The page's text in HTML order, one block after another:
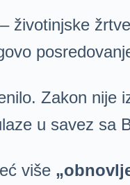
– životinjske
Zakon nije
u savez sa
više